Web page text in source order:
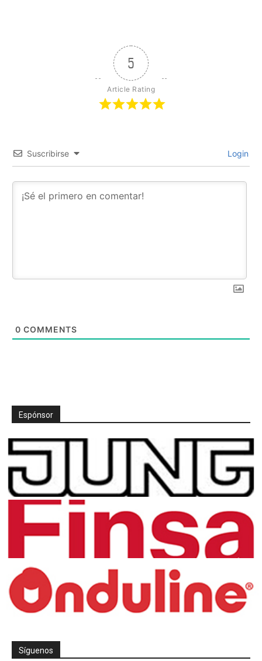
5
Article Rating
Suscribirse Login
0 COMMENTS
Espónsor
Síguenos